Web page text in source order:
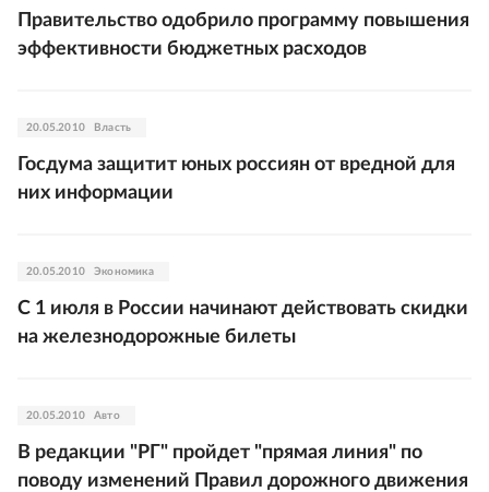
Правительство одобрило программу повышения
эффективности бюджетных расходов
20.05.2010 Власть
Госдума защитит юных россиян от вредной для
них информации
20.05.2010 Экономика
С 1 июля в России начинают действовать скидки
на железнодорожные билеты
20.05.2010 Авто
В редакции "РГ" пройдет "прямая линия" по
поводу изменений Правил дорожного движения